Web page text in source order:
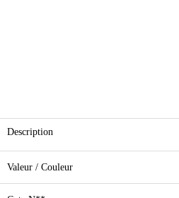
Description
Valeur / Couleur